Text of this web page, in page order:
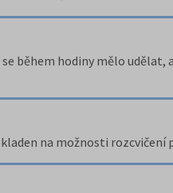
během hodiny mělo
na možnosti rozcvičení